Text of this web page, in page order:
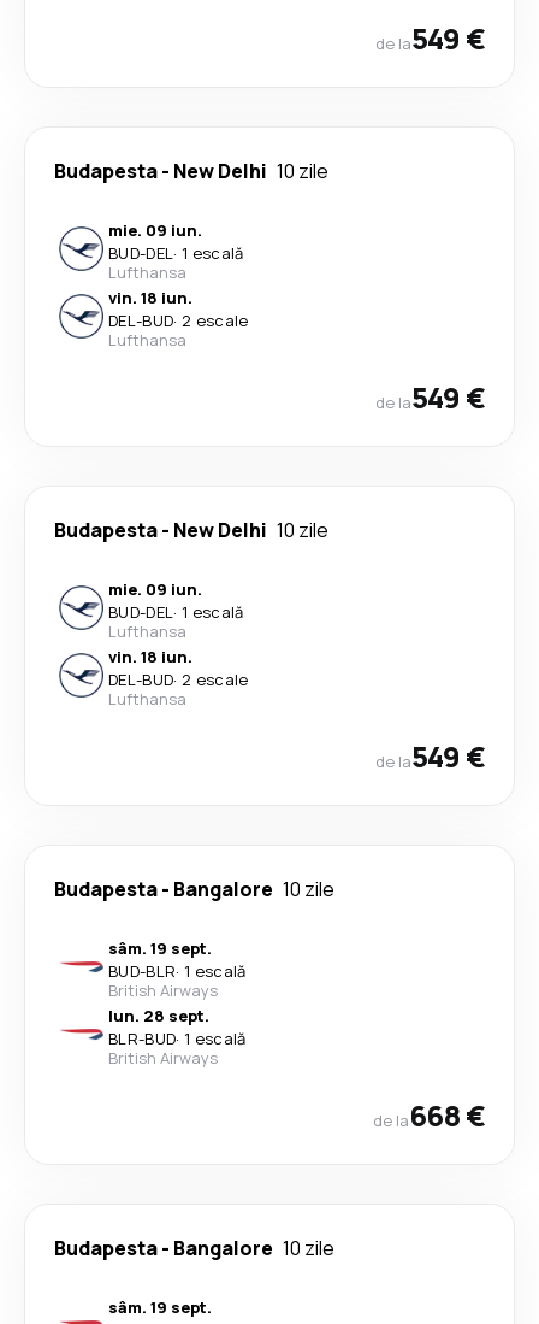
de la549 €
Budapesta- New Delhi 10 zile
mie. 09 iun.
BUD-DEL· 1 escală
Lufthansa
vin. 18 iun.
DEL-BUD· 2 escale
Lufthansa
de la549 €
Budapesta- New Delhi 10 zile
mie. 09 iun.
BUD-DEL· 1 escală
Lufthansa
vin. 18 iun.
DEL-BUD· 2 escale
Lufthansa
de la549 €
Budapesta- Bangalore 10 zile
sâm. 19 sept.
BUD-BLR· 1 escală
British Airways
lun. 28 sept.
BLR-BUD· 1 escală
British Airways
de la668 €
Budapesta- Bangalore 10 zile
sâm. 19 sept.